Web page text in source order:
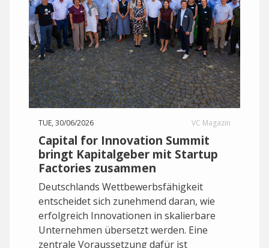
TUE, 30/06/2026 VC Magazin
Capital for Innovation Summit
bringt Kapitalgeber mit Startup
Factories zusammen
Deutschlands Wettbewerbsfähigkeit
entscheidet sich zunehmend daran, wie
erfolgreich Innovationen in skalierbare
Unternehmen übersetzt werden. Eine
zentrale Voraussetzung dafür ist